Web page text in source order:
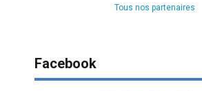
Tous nos partenaires
Facebook